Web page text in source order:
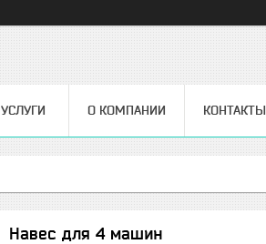
УСЛУГИ О КОМПАНИИ КОНТАКТЫ
Навес для 4 машин